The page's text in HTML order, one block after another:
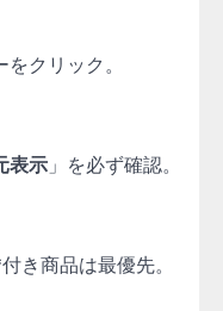
クリック。
表示 」を必ず確認。
き商品は最優先。